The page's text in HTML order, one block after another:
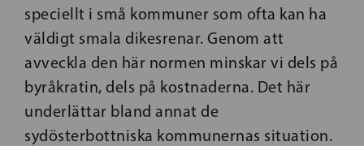
speciellt i små kommuner som ofta kan ha
väldigt smala dikesrenar. Genom att
avveckla den här normen minskar vi dels på
byråkratin, dels på kostnaderna. Det här
underlättar bland annat de
sydösterbottniska kommunernas situation.